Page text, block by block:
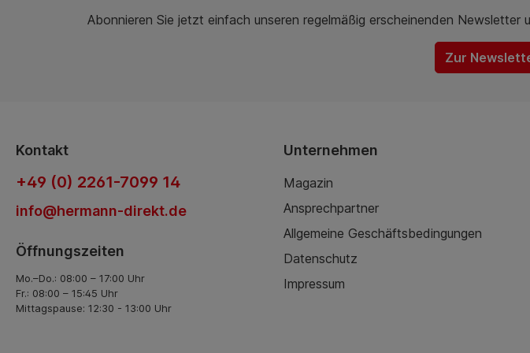
Abonnieren Sie jetzt einfach unseren regelmäßig erscheinenden
Zur
Kontakt
+49 (0) 2261-7099 14
info@hermann-direkt.de
Öffnungszeiten
Mo.–Do.: 08:00 – 17:00 Uhr
Fr.: 08:00 – 15:45 Uhr
Mittagspause: 12:30 - 13:00 Uhr
Unternehmen
Magazin
Ansprechpartner
Allgemeine Geschäftsbedingungen
Datenschutz
Impressum